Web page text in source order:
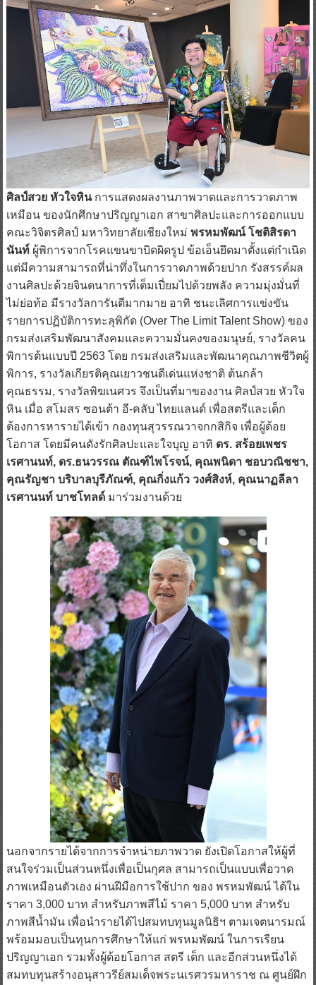
ศิลป์สวย หัวใจหินการแสดงผลงานภาพวาดและการวาดภาพ
เหมือน ของนักศึกษาปริญญาเอก สาขาศิลปะและการออกแบบ
คณะวิจิตรศิลป์ มหาวิทยาลัยเชียงใหม่ พรหมพัฒน์ โชติสิรดา
นันท์ ผู้พิการจากโรคแขนขาบิดผิดรูป ข้อเอ็นยึดมาตั้งแต่กำเนิด
แต่มีความสามารถที่น่าทึ่งในการวาดภาพด้วยปาก รังสรรค์ผล
งานศิลปะด้วยจินตนาการที่เต็มเปี่ยมไปด้วยพลัง ความมุ่งมั่นที่
ไม่ย่อท้อ มีรางวัลการันตีมากมาย อาทิ ชนะเลิศการแข่งขัน
รายการปฏิบัติการทะลุพิกัด (Over The Limit Talent Show) ของ
กรมส่งเสริมพัฒนาสังคมและความมั่นคงของมนุษย์, รางวัลคน
พิการต้นแบบปี 2563 โดย กรมส่งเสริมและพัฒนาคุณภาพชีวิตผู้
พิการ, รางวัลเกียรติคุณเยาวชนดีเด่นแห่งชาติ ต้นกล้า
คุณธรรม, รางวัลพิฆเนศวร จึงเป็นที่มาของงาน ศิลป์สวย หัวใจ
หิน เมื่อ สโมสร ซอนต้า อี-คลับ ไทยแลนด์ เพื่อสตรีและเด็ก
ต้องการหารายได้เข้า กองทุนสุวรรณวาจกกสิกิจ เพื่อผู้ด้อย
โอกาส โดยมีคนดังรักศิลปะและใจบุญ อาทิ ดร. สร้อยเพชร
เรศานนท์, ดร.ธนวรรณ ตัณฑ์ไพโรจน์, คุณพนิดา ชอบวณิชชา,
คุณรัญชา บริบาลบุรีภัณฑ์, คุณกิ่งแก้ว วงศ์สิงห์, คุณนาฏลีลา
เรศานนท์ บาชโทลด์มาร่วมงานด้วย
นอกจากรายได้จากการจำหน่ายภาพวาด ยังเปิดโอกาสให้ผู้ที่
สนใจร่วมเป็นส่วนหนึ่งเพื่อเป็นกุศล สามารถเป็นแบบเพื่อวาด
ภาพเหมือนตัวเอง ผ่านฝีมือการใช้ปาก ของ พรหมพัฒน์ ได้ใน
ราคา 3,000 บาท สำหรับภาพสีไม้ ราคา 5,000 บาท สำหรับ
ภาพสีน้ำมัน เพื่อนำรายได้ไปสมทบทุนมูลนิธิฯ ตามเจตนารมณ์
พร้อมมอบเป็นทุนการศึกษาให้แก่ พรหมพัฒน์ ในการเรียน
ปริญญาเอก รวมทั้งผู้ด้อยโอกาส สตรี เด็ก และอีกส่วนหนึ่งได้
สมทบทุนสร้างอนุสาวรีย์สมเด็จพระนเรศวรมหาราช ณ ศูนย์ฝึก